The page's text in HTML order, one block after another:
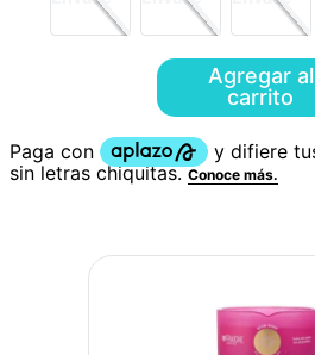
Agregar al
carrito